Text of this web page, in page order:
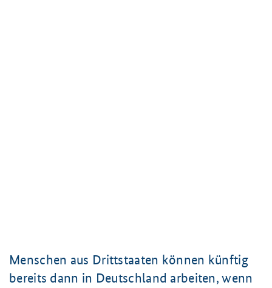
Menschen aus Drittstaaten können künftig
bereits dann in Deutschland arbeiten, wenn